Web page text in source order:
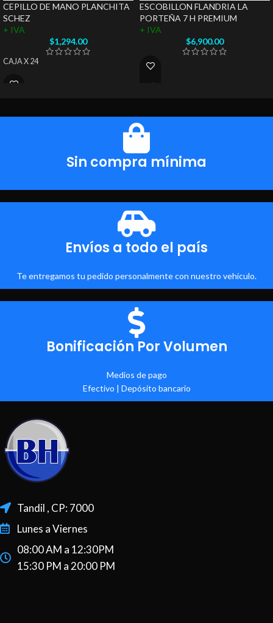
CEPILLO DE MANO PLANCHITA
SCHEZ
+ IVA
$1,294.00
CAJA X 24
ESCOBILLON FLANDRIA LA
PORTEÑA 7 H PREMIUM
+ IVA
$6,900.00
Sin compra mínima
Envíos a todo el país
Te entregamos tu pedido personalmente con nuestro vehículo.
Bonificación Por Volumen
Medios de pago
Efectivo | Depósito bancario
Tandil , CP: 7000
Lunes a Viernes
08:00 AM a 12:30PM
15:30 PM a 20:00 PM